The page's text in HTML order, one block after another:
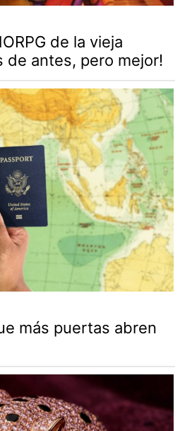
de la vieja
de antes, pero mejor!
más puertas abren